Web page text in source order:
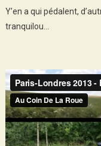
Y’en a qui pédalent,
tranquilou…